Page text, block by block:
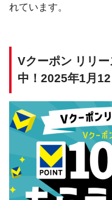
れています。
Vクーポン リリ
中！2025年1月